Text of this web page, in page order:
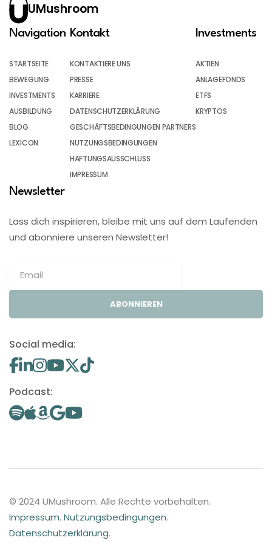
UMushroom
Navigation
STARTSEITE
BEWEGUNG
INVESTMENTS
AUSBILDUNG
BLOG
LEXICON
Kontakt
KONTAKTIERE UNS
PRESSE
KARRIERE
DATENSCHUTZERKLÄRUNG
GESCHÄFTSBEDINGUNGEN PARTNERS
NUTZUNGSBEDINGUNGEN
HAFTUNGSAUSSCHLUSS
IMPRESSUM
Investments
AKTIEN
ANLAGEFONDS
ETFS
KRYPTOS
Newsletter
Lass dich inspirieren, bleibe mit uns auf dem Laufenden
und abonniere unseren Newsletter!
ABONNIEREN
Social media:
Podcast:
© 2024 UMushroom. Alle Rechte vorbehalten.
Impressum. Nutzungsbedingungen.
Datenschutzerklärung.